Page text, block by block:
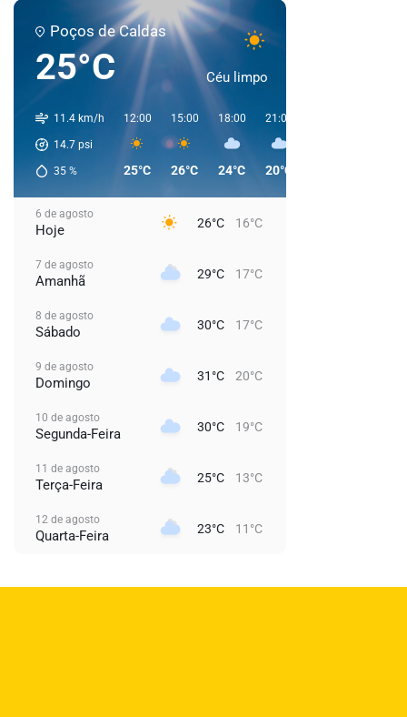
Poços de Caldas
25°C Céu limpo
11.4 km/h
14.7 psi
35 %
12:00
25°C
15:00
26°C
18:00
24°C
21:00
20°C
6 de agosto
Hoje 26°C 16°C
7 de agosto
Amanhã 29°C 17°C
8 de agosto
Sábado 30°C 17°C
9 de agosto
Domingo 31°C 20°C
10 de agosto
Segunda-Feira 30°C 19°C
11 de agosto
Terça-Feira 25°C 13°C
12 de agosto
Quarta-Feira 23°C 11°C